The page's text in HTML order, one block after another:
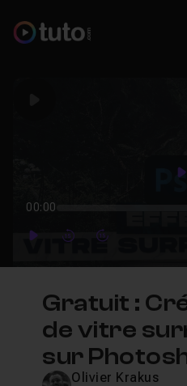
00:00
PlayForwardForward
Gratuit :
de vitre
sur
Olivier Krakus